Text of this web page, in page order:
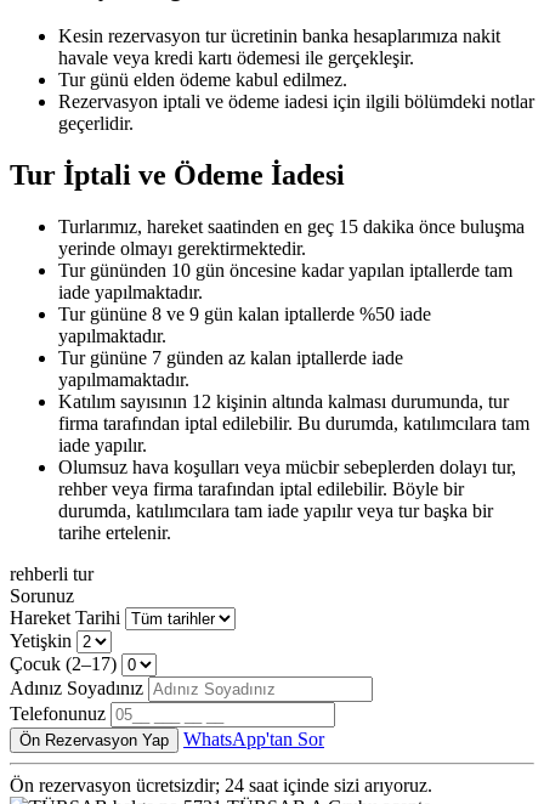
Kesin rezervasyon tur ücretinin banka hesaplarımıza nakit
havale veya kredi kartı ödemesi ile gerçekleşir.
Tur günü elden ödeme kabul edilmez.
Rezervasyon iptali ve ödeme iadesi için ilgili bölümdeki notlar
geçerlidir.
Tur İptali ve Ödeme İadesi
Turlarımız, hareket saatinden en geç 15 dakika önce buluşma
yerinde olmayı gerektirmektedir.
Tur gününden 10 gün öncesine kadar yapılan iptallerde tam
iade yapılmaktadır.
Tur gününe 8 ve 9 gün kalan iptallerde %50 iade
yapılmaktadır.
Tur gününe 7 günden az kalan iptallerde iade
yapılmamaktadır.
Katılım sayısının 12 kişinin altında kalması durumunda, tur
firma tarafından iptal edilebilir. Bu durumda, katılımcılara tam
iade yapılır.
Olumsuz hava koşulları veya mücbir sebeplerden dolayı tur,
rehber veya firma tarafından iptal edilebilir. Böyle bir
durumda, katılımcılara tam iade yapılır veya tur başka bir
tarihe ertelenir.
rehberli tur
Sorunuz
Hareket Tarihi
Yetişkin
Çocuk (2–17)
Adınız Soyadınız
Telefonunuz
Ön Rezervasyon Yap WhatsApp'tan Sor
Ön rezervasyon ücretsizdir; 24 saat içinde sizi arıyoruz.